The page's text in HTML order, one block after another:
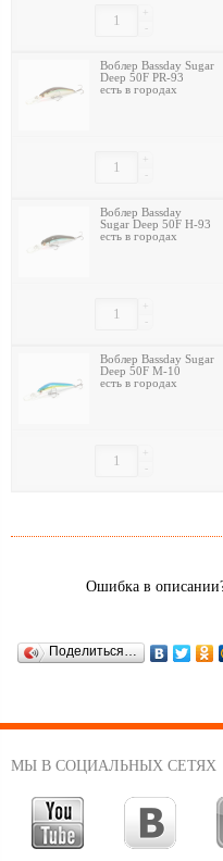
-
+
Воблер Bassday Sugar
Deep 50F PR-93
есть в городах
-
+
Воблер Bassday
Sugar Deep 50F H-93
есть в городах
-
+
Воблер Bassday Sugar
Deep 50F M-10
есть в городах
-
+
Ошибка в
Поделиться…
МЫ В СОЦИАЛЬНЫХ СЕТЯХ